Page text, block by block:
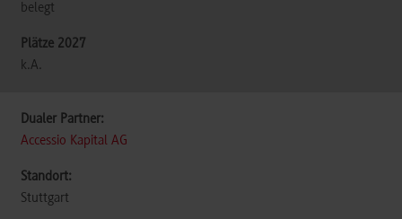
belegt
k.A.
Accessio Kapital AG
Stuttgart